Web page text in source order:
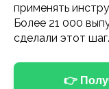
применять
Более 21 000
сделали этот шаг.
👉